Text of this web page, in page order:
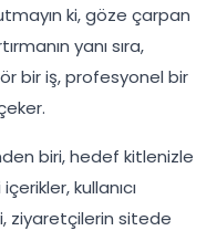
ki, göze çarpan
yanı sıra,
bir iş, profesyonel bir
biri, hedef kitlenizle
kullanıcı
ziyaretçilerin sitede